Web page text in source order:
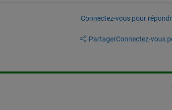
Connectez-vous pour
PartagerConnectez-vous